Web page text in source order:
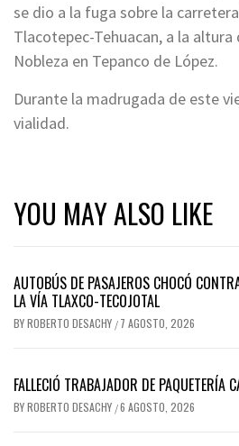
se dio a la fuga sobre la
Tlacotepec-Tehuacan, a la altura
Nobleza en Tepanco de López.
Durante la madrugada de este
vialidad.
YOU MAY ALSO LIKE
AUTOBÚS DE PASAJEROS CHOCÓ
LA VÍA TLAXCO-TECOJOTAL
BYROBERTO DESACHY / 7 AGOSTO, 2026
FALLECIÓ TRABAJADOR DE PAQUETERÍA
BYROBERTO DESACHY /6 AGOSTO, 2026